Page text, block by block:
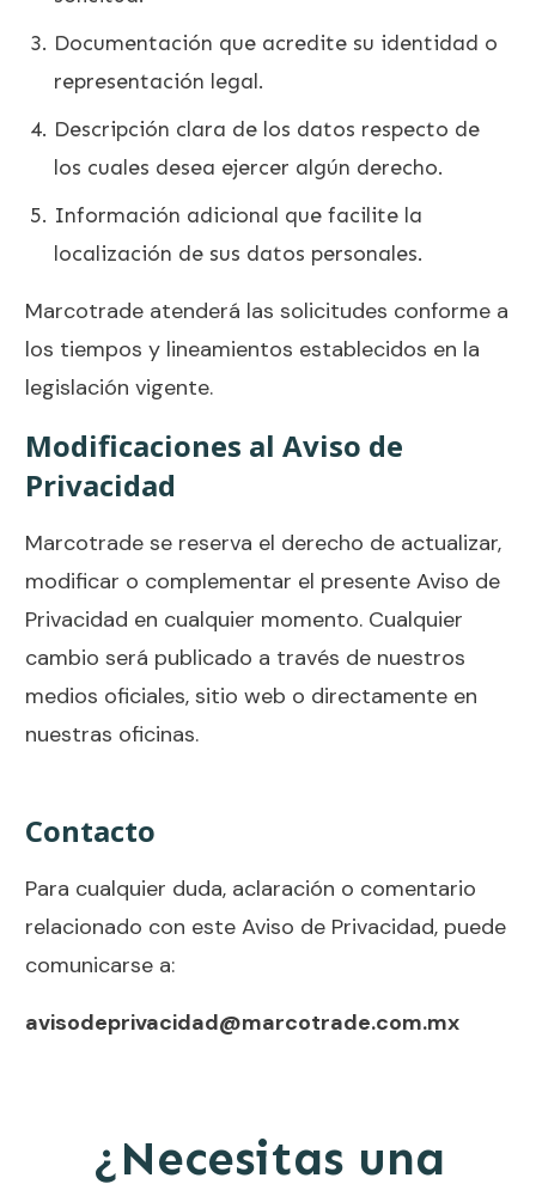
Documentación que acredite su identidad o
representación legal.
Descripción clara de los datos respecto de
los cuales desea ejercer algún derecho.
Información adicional que facilite la
localización de sus datos personales.
Marcotrade atenderá las solicitudes conforme a
los tiempos y lineamientos establecidos en la
legislación vigente.
Modificaciones al Aviso de
Privacidad
Marcotrade se reserva el derecho de actualizar,
modificar o complementar el presente Aviso de
Privacidad en cualquier momento. Cualquier
cambio será publicado a través de nuestros
medios oficiales, sitio web o directamente en
nuestras oficinas.
Contacto
Para cualquier duda, aclaración o comentario
relacionado con este Aviso de Privacidad, puede
comunicarse a:
avisodeprivacidad@marcotrade.com.mx
¿Necesitas una